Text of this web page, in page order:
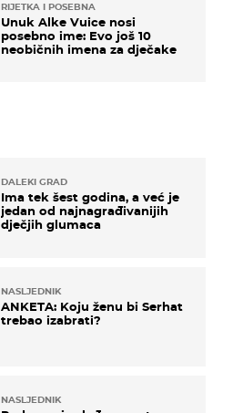
DALEKI GRAD
Ima tek šest godina, a već je
jedan od najnagrađivanijih
dječjih glumaca
NASLJEDNIK
ANKETA: Koju ženu bi Serhat
trebao izabrati?
NASLJEDNIK
RIJETKA I POSEBNA
Unuk Alke Vuice nosi
posebno ime: Evo još 10
neobičnih imena za dječake